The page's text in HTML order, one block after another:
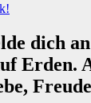
dich
Erden.